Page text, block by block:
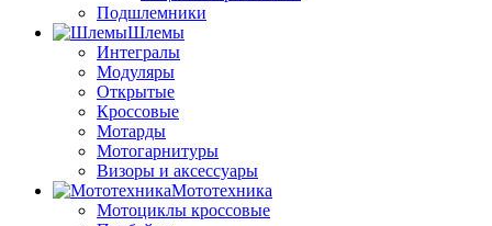
Подшлемники
Шлемы
Интегралы
Модуляры
Открытые
Кроссовые
Мотарды
Мотогарнитуры
Визоры и аксессуары
Мототехника
Мотоциклы кроссовые